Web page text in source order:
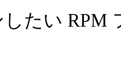
たい RPM